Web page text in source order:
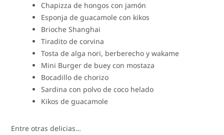
Chapizza de hongos con jamón
Esponja de guacamole con kikos
Brioche Shanghai
Tiradito de corvina
Tosta de alga nori, berberecho y wakame
Mini Burger de buey con mostaza
Bocadillo de chorizo
Sardina con polvo de coco helado
Kikos de guacamole
Entre otras delicias…